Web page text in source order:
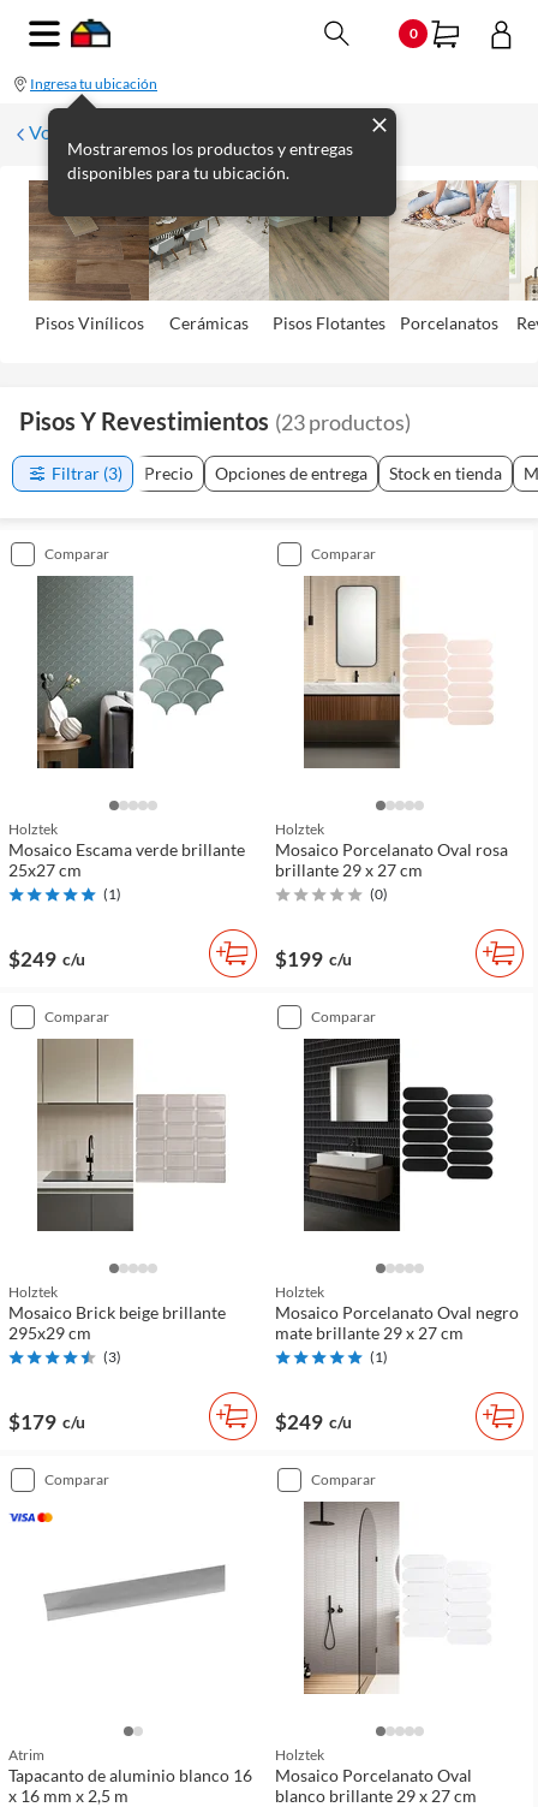
0
Ingresa tu ubicación
Mostraremos los productos y entregas
disponibles para tu ubicación.
Volver
Pisos Viní­licos Cerámicas Pisos Flotantes Porcelanatos
Pisos Y Revestimientos (23productos)
Filtrar (3) Precio Opciones de entrega Stock en tienda
comparar
Holztek
Mosaico Escama verde brillante
25x27 cm
(1)
$249 c/u
comparar
Holztek
Mosaico Porcelanato Oval rosa
brillante 29 x 27 cm
(0)
$199 c/u
comparar
Holztek
Mosaico Brick beige brillante
295x29 cm
(3)
$179 c/u
comparar
Holztek
Mosaico Porcelanato Oval negro
mate brillante 29 x 27 cm
(1)
$249 c/u
comparar
Atrim
Tapacanto de aluminio blanco 16
x 16 mm x 2,5 m
comparar
Holztek
Mosaico Porcelanato Oval
blanco brillante 29 x 27 cm